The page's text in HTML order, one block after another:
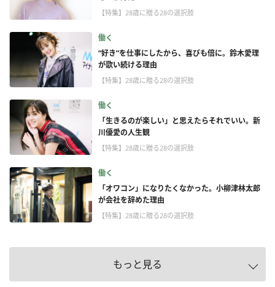
【特集】28歳に贈る28の選択肢
働く
“好き”を仕事にしたから、喜びも倍に。鈴木愛理
が歌い続ける理由
【特集】28歳に贈る28の選択肢
働く
「生きるのが楽しい」と思えたらそれでいい。新
川優愛の人生観
【特集】28歳に贈る28の選択肢
働く
「オワコン」になりたくなかった。小柳津林太郎
が会社を辞めた理由
【特集】28歳に贈る28の選択肢
もっと見る